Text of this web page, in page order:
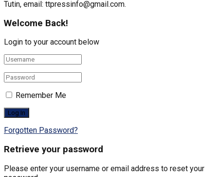
Tutin, email: ttpressinfo@gmail.com.
Welcome Back!
Login to your account below
Remember Me
Forgotten Password?
Retrieve your password
Please enter your username or email address to reset your